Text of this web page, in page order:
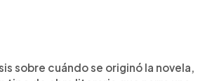
sobre cuándo se originó la novela,